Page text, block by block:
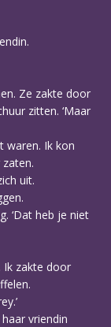
Ze zakte door
zitten. ‘Maar
waren. Ik kon
uit.
‘Dat heb je niet
Ik zakte door
vriendin